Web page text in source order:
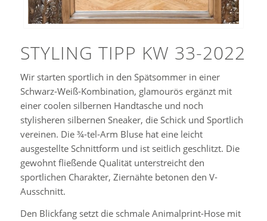
STYLING TIPP KW 33-2022
Wir starten sportlich in den Spätsommer in einer
Schwarz-Weiß-Kombination, glamourös ergänzt mit
einer coolen silbernen Handtasche und noch
stylisheren silbernen Sneaker, die Schick und Sportlich
vereinen. Die ¾-tel-Arm Bluse hat eine leicht
ausgestellte Schnittform und ist seitlich geschlitzt. Die
gewohnt fließende Qualität unterstreicht den
sportlichen Charakter, Ziernähte betonen den V-
Ausschnitt.
Den Blickfang setzt die schmale Animalprint-Hose mit